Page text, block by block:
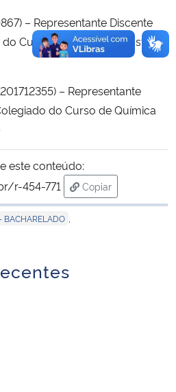
– Representante Discente
Curso de Química Industrial
– Representante
do Curso de Química
este conteúdo:
r-454-771
Copiar
para área de
BACHARELADO